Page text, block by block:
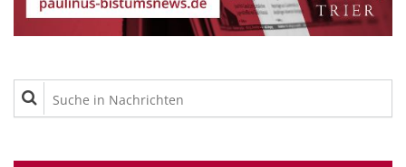
Suche in Nachrichten